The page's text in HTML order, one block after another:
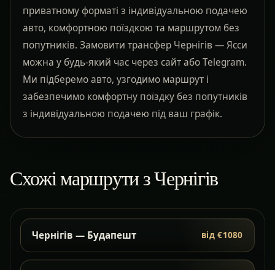
приватному форматі з індивідуальною подачею
авто, комфортною поїздкою та маршрутом без
попутників. Замовити трансфер Чернігів — Ясси
можна у будь-який час через сайт або Telegram.
Ми підберемо авто, узгодимо маршрут і
забезпечимо комфортну поїздку без попутників
з індивідуальною подачею під ваш графік.
Схожі маршрути з Чернігів
Чернігів — Будапешт від €1080